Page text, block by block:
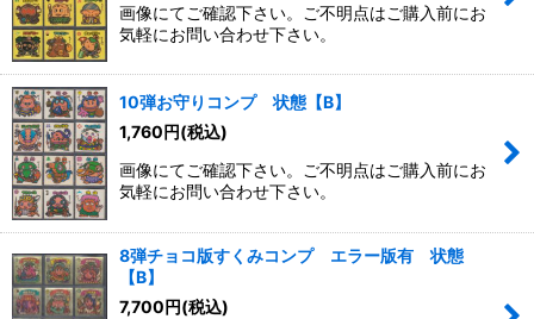
画像にてご確認下さい。ご不明点はご購入前にお
気軽にお問い合わせ下さい。
10弾お守りコンプ 状態【B】
1,760 円(税込)
画像にてご確認下さい。ご不明点はご購入前にお
気軽にお問い合わせ下さい。
8弾チョコ版すくみコンプ エラー版有 状態
【B】
7,700円(税込)